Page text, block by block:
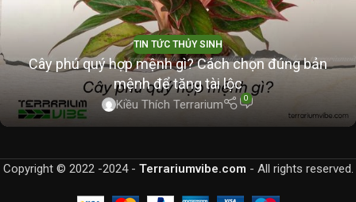
TIN TỨC THỦY SINH
Cây phú quý hợp mệnh gì? Cách chọn đúng bản
mệnh để tăng tài lộc
Kiều Thích Terrarium 0
Copyright © 2022 -2024 - Terrariumvibe.com - All rights reserved.